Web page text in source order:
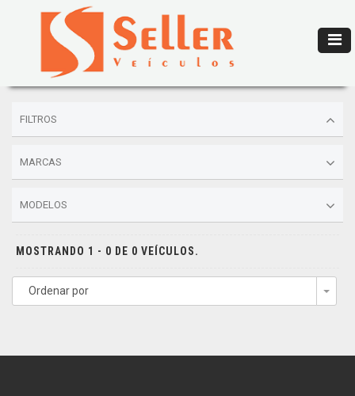
FILTROS
MARCAS
MODELOS
MOSTRANDO 1 - 0 DE 0 VEÍCULOS.
Ordenar por